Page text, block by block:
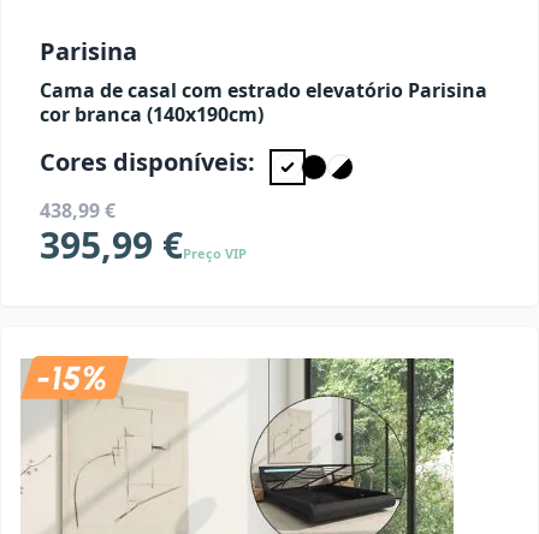
Parisina
Cama de casal com estrado elevatório Parisina
cor branca (140x190cm)
Cores disponíveis:
438,99 €
395,99 €Preço VIP